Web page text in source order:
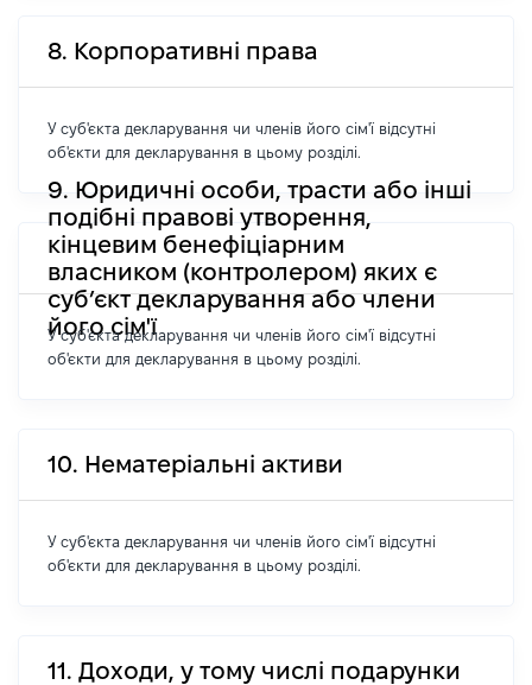
8. Корпоративні права
У суб'єкта декларування чи членів його сім'ї відсутні
об'єкти для декларування в цьому розділі.
9. Юридичні особи, трасти або інші
подібні правові утворення,
кінцевим бенефіціарним
власником (контролером) яких є
суб’єкт декларування або члени
його сім'ї
У суб'єкта декларування чи членів його сім'ї відсутні
об'єкти для декларування в цьому розділі.
10. Нематеріальні активи
У суб'єкта декларування чи членів його сім'ї відсутні
об'єкти для декларування в цьому розділі.
11. Доходи, у тому числі подарунки